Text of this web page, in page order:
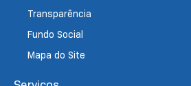
Transparência
Fundo Social
Mapa do Site